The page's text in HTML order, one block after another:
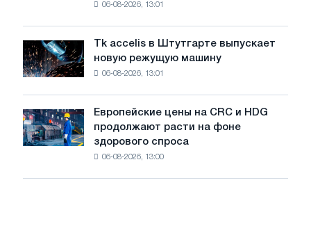
года
несмотря
на
замедление
роста
цен
06-08-2026, 13:01
Tk
accelis
в
новую
режущую
Tk accelis в Штутгарте выпускает
новую режущую машину
06-08-2026, 13:01
Европейские
цены
на
Европейские цены на CRC и HDG
продолжают расти на фоне
здорового спроса
06-08-2026, 13:00